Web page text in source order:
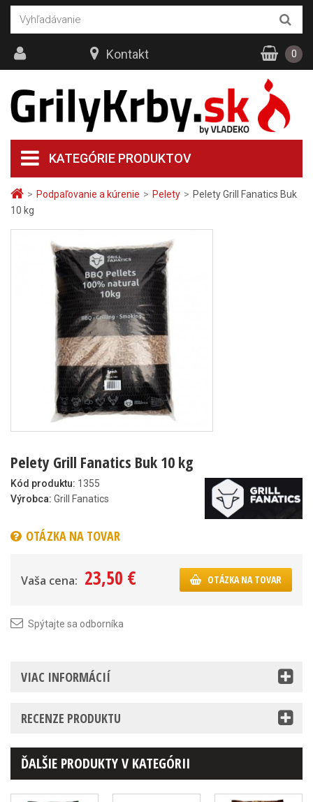
> Podpaľovanie a kúrenie > Pelety > Pelety Grill Fanatics Buk
10 kg
Pelety Grill Fanatics Buk 10 kg
Kód produktu: 1355
Výrobca: Grill Fanatics
OTÁZKA NA TOVAR
Vaša cena: 23,50 € OTÁZKA NA TOVAR
Spýtajte sa odborníka
VIAC INFORMÁCIÍ
RECENZE PRODUKTU
ĎALŠIE PRODUKTY V KATEGÓRII
KATEGÓRIE PRODUKTOV
Kontakt 0